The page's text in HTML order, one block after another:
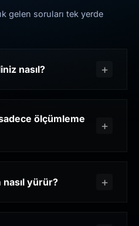
gelen soruları tek yerde
nasıl?
ölçümleme
yürür?